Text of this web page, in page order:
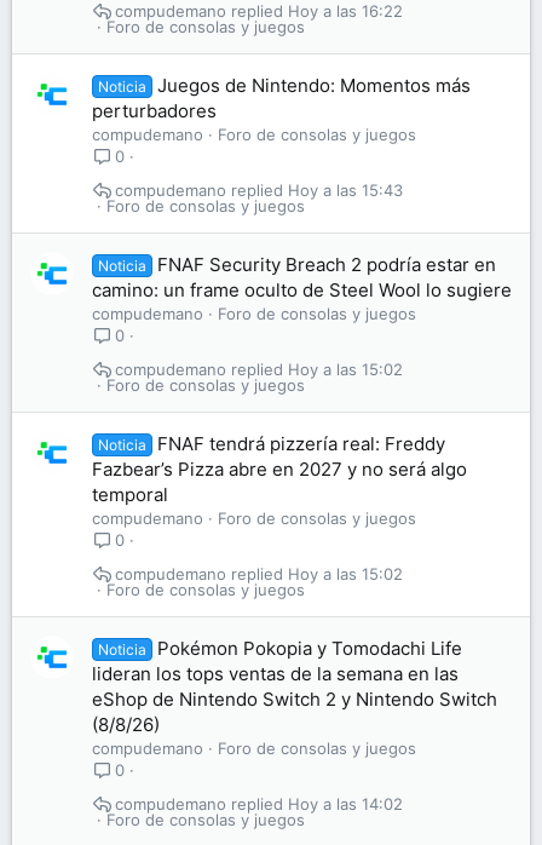
Foro de consolas y juegos
Hoy a las 16:22
compudemano
Noticia
Juegos de Nintendo: Momentos más
perturbadores
compudemano
Foro de consolas y juegos
0
Foro de consolas y juegos
Hoy a las 15:43
compudemano
Noticia
FNAF Security Breach 2 podría estar en
camino: un frame oculto de Steel Wool lo sugiere
compudemano
Foro de consolas y juegos
0
Foro de consolas y juegos
Hoy a las 15:02
compudemano
Noticia
FNAF tendrá pizzería real: Freddy
Fazbear’s Pizza abre en 2027 y no será algo
temporal
compudemano
Foro de consolas y juegos
0
Foro de consolas y juegos
Hoy a las 15:02
compudemano
Noticia
Pokémon Pokopia y Tomodachi Life
lideran los tops ventas de la semana en las
eShop de Nintendo Switch 2 y Nintendo Switch
(8/8/26)
compudemano
Foro de consolas y juegos
0
Foro de consolas y juegos
Hoy a las 14:02
compudemano